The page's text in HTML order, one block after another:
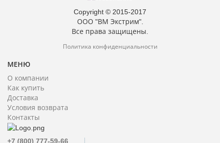
Copyright © 2015-2017
ООО "ВМ Экстрим".
Все права защищены.
Политика конфиденциальности
МЕНЮ
О компании
Как купить
Доставка
Условия возврата
Контакты
+7 (800) 777-59-66